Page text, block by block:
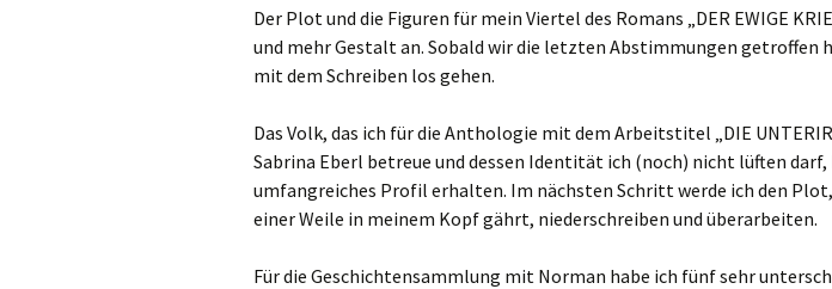
Der Plot und die Figuren für mein Viertel des Romans „DER EWIGE
und mehr Gestalt an. Sobald wir die letzten Abstimmungen getroffen
mit dem Schreiben los gehen.
Das Volk, das ich für die Anthologie mit dem Arbeitstitel „DIE
Sabrina Eberl betreue und dessen Identität ich (noch) nicht lüften darf,
umfangreiches Profil erhalten. Im nächsten Schritt werde ich den
einer Weile in meinem Kopf gährt, niederschreiben und überarbeiten.
Für die Geschichtensammlung mit Norman habe ich fünf sehr